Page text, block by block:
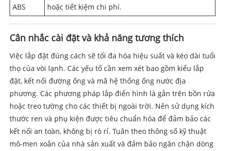
ABS
hoặc tiết kiệm chi phí.
Cân nhắc cài đặt và khả năng tương thích
Việc lắp đặt đúng cách sẽ tối đa hóa hiệu suất và kéo dài tuổi
thọ của vòi lạnh. Các yếu tố cần xem xét bao gồm kiểu lắp
đặt, kết nối đường ống và mã hệ thống ống nước địa
phương. Các phương pháp lắp điển hình là gắn trên bồn rửa
hoặc treo tường cho các thiết bị ngoài trời. Nên sử dụng kích
thước ren và phụ kiện được tiêu chuẩn hóa để đảm bảo các
kết nối an toàn, không bị rò rỉ. Tuân theo thông số kỹ thuật
mô-men xoắn của nhà sản xuất và đảm bảo ngăn chặn dòng